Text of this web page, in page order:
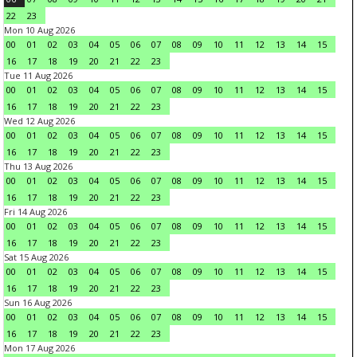
22
23
Mon 10 Aug 2026
00
01 02 03 04 05 06 07 08 09 10 11 12 13 14
15
16
17 18 19 20 21 22
23
Tue 11 Aug 2026
00
01 02 03 04 05 06 07 08 09 10 11 12 13 14
15
16
17 18 19 20 21 22
23
Wed 12 Aug 2026
00
01 02 03 04 05 06 07 08 09 10 11 12 13 14
15
16
17 18 19 20 21 22
23
Thu 13 Aug 2026
00
01 02 03 04 05 06 07 08 09 10 11 12 13 14
15
16
17 18 19 20 21 22
23
Fri 14 Aug 2026
00
01 02 03 04 05 06 07 08 09 10 11 12 13 14
15
16
17 18 19 20 21 22
23
Sat 15 Aug 2026
00
01 02 03 04 05 06 07 08 09 10 11 12 13 14
15
16
17 18 19 20 21 22
23
Sun 16 Aug 2026
00
01 02 03 04 05 06 07 08 09 10 11 12 13 14
15
16
17 18 19 20 21 22
23
Mon 17 Aug 2026